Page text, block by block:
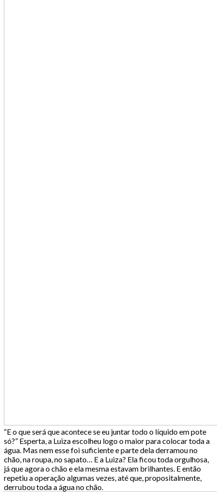
“E o que será que acontece se eu juntar todo o líquido em pote
só?” Esperta, a Luiza escolheu logo o maior para colocar toda a
água. Mas nem esse foi suficiente e parte dela derramou no
chão, na roupa, no sapato… E a Luiza? Ela ficou toda orgulhosa,
já que agora o chão e ela mesma estavam brilhantes. E então
repetiu a operação algumas vezes, até que, propositalmente,
derrubou toda a água no chão.